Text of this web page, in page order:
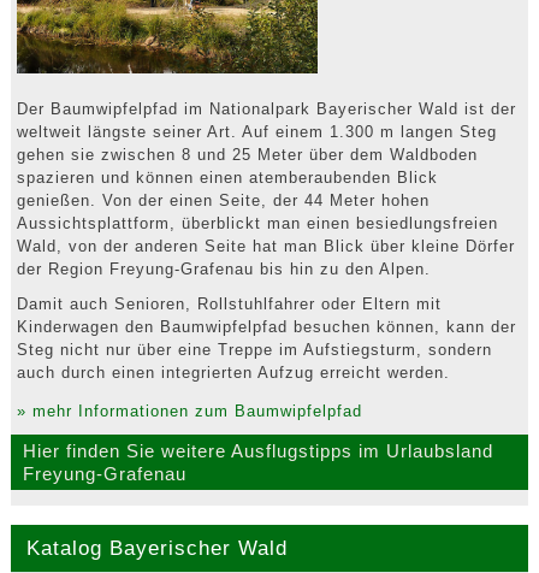
Der Baumwipfelpfad im Nationalpark Bayerischer Wald ist der
weltweit längste seiner Art. Auf einem 1.300 m langen Steg
gehen sie zwischen 8 und 25 Meter über dem Waldboden
spazieren und können einen atemberaubenden Blick
genießen. Von der einen Seite, der 44 Meter hohen
Aussichtsplattform, überblickt man einen besiedlungsfreien
Wald, von der anderen Seite hat man Blick über kleine Dörfer
der Region Freyung-Grafenau bis hin zu den Alpen.
Damit auch Senioren, Rollstuhlfahrer oder Eltern mit
Kinderwagen den Baumwipfelpfad besuchen können, kann der
Steg nicht nur über eine Treppe im Aufstiegsturm, sondern
auch durch einen integrierten Aufzug erreicht werden.
» mehr Informationen zum Baumwipfelpfad
Hier finden Sie weitere Ausflugstipps im Urlaubsland
Freyung-Grafenau
Katalog Bayerischer Wald